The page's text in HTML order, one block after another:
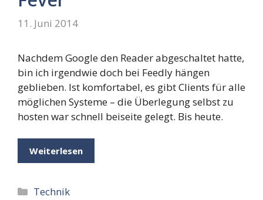
11. Juni 2014
Nachdem Google den Reader abgeschaltet hatte,
bin ich irgendwie doch bei Feedly hängen
geblieben. Ist komfortabel, es gibt Clients für alle
möglichen Systeme – die Überlegung selbst zu
hosten war schnell beiseite gelegt. Bis heute.
Weiterlesen
Kategorien
Technik